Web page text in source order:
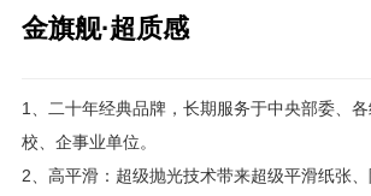
金旗舰·超质感
1、二十年经典品牌，长期服务于中央部委、
校、企事业单位。
2、高平滑：超级抛光技术带来超级平滑纸张